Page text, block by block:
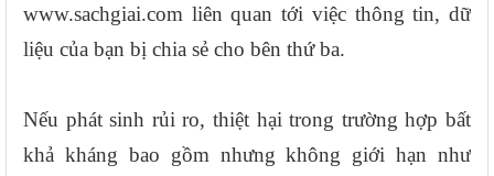
www.sachgiai.com liên quan tới việc thông tin, dữ
liệu của bạn bị chia sẻ cho bên thứ ba.
Nếu phát sinh rủi ro, thiệt hại trong trường hợp bất
khả kháng bao gồm nhưng không giới hạn như